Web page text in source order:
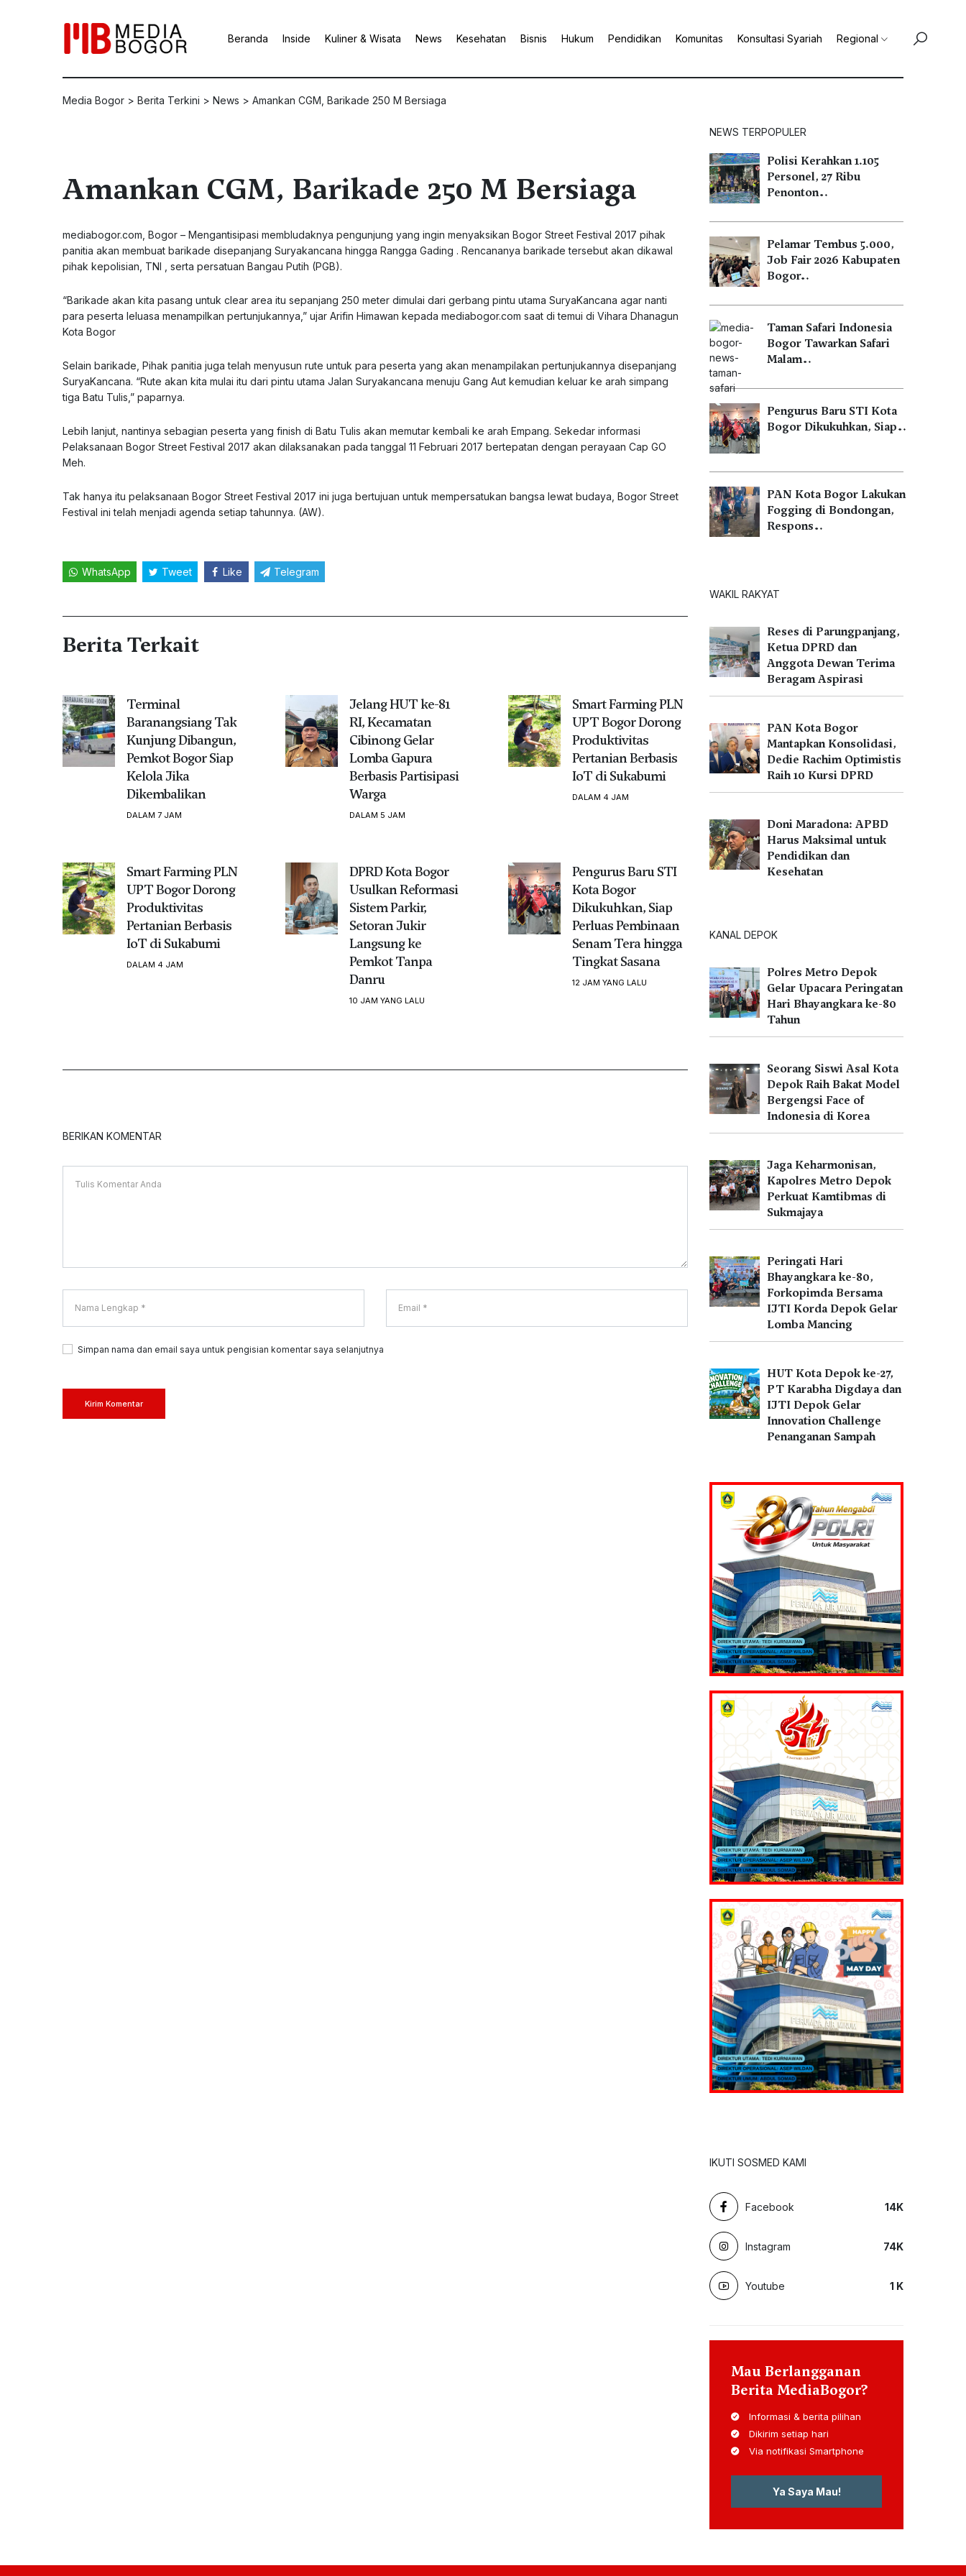
Beranda Inside Kuliner & Wisata News Kesehatan Bisnis Hukum Pendidikan Komunitas Konsultasi Syariah Regional
Media Bogor > Berita Terkini > News > Amankan CGM, Barikade 250 M Bersiaga
Amankan CGM, Barikade 250 M Bersiaga
mediabogor.com , Bogor – Mengantisipasi membludaknya pengunjung yang ingin menyaksikan Bogor Street Festival 2017 pihak
panitia akan membuat barikade disepanjang Suryakancana hingga Rangga Gading . Rencananya barikade tersebut akan dikawal
pihak kepolisian, TNI , serta persatuan Bangau Putih (PGB).
“Barikade akan kita pasang untuk clear area itu sepanjang 250 meter dimulai dari gerbang pintu utama SuryaKancana agar nanti
para peserta leluasa menampilkan pertunjukannya,” ujar Arifin Himawan kepada mediabogor.com saat di temui di Vihara Dhanagun
Kota Bogor
Selain barikade, Pihak panitia juga telah menyusun rute untuk para peserta yang akan menampilakan pertunjukannya disepanjang
SuryaKancana. “Rute akan kita mulai itu dari pintu utama Jalan Suryakancana menuju Gang Aut kemudian keluar ke arah simpang
tiga Batu Tulis,” paparnya.
Lebih lanjut, nantinya sebagian peserta yang finish di Batu Tulis akan memutar kembali ke arah Empang. Sekedar informasi
Pelaksanaan Bogor Street Festival 2017 akan dilaksanakan pada tanggal 11 Februari 2017 bertepatan dengan perayaan Cap GO
Meh.
Tak hanya itu pelaksanaan Bogor Street Festival 2017 ini juga bertujuan untuk mempersatukan bangsa lewat budaya, Bogor Street
Festival ini telah menjadi agenda setiap tahunnya. (AW).
WhatsApp Tweet Like Telegram
Berita Terkait
Terminal
Baranangsiang Tak
Kunjung Dibangun,
Pemkot Bogor Siap
Kelola Jika
Dikembalikan
DALAM 7 JAM
Jelang HUT ke-81
RI, Kecamatan
Cibinong Gelar
Lomba Gapura
Berbasis Partisipasi
Warga
DALAM 5 JAM
Smart Farming PLN
UPT Bogor Dorong
Produktivitas
Pertanian Berbasis
IoT di Sukabumi
DALAM 4 JAM
Smart Farming PLN
UPT Bogor Dorong
Produktivitas
Pertanian Berbasis
IoT di Sukabumi
DALAM 4 JAM
DPRD Kota Bogor
Usulkan Reformasi
Sistem Parkir,
Setoran Jukir
Langsung ke
Pemkot Tanpa
Danru
10 JAM YANG LALU
Pengurus Baru STI
Kota Bogor
Dikukuhkan, Siap
Perluas Pembinaan
Senam Tera hingga
Tingkat Sasana
12 JAM YANG LALU
BERIKAN KOMENTAR
Simpan nama dan email saya untuk pengisian komentar saya selanjutnya
Kirim Komentar
NEWS TERPOPULER
Polisi Kerahkan 1.105
Personel, 27 Ribu
Penonton…
Pelamar Tembus 5.000,
Job Fair 2026 Kabupaten
Bogor…
Taman Safari Indonesia
Bogor Tawarkan Safari
Malam…
Pengurus Baru STI Kota
Bogor Dikukuhkan, Siap…
PAN Kota Bogor Lakukan
Fogging di Bondongan,
Respons…
WAKIL RAKYAT
Reses di Parungpanjang,
Ketua DPRD dan
Anggota Dewan Terima
Beragam Aspirasi
PAN Kota Bogor
Mantapkan Konsolidasi,
Dedie Rachim Optimistis
Raih 10 Kursi DPRD
Doni Maradona: APBD
Harus Maksimal untuk
Pendidikan dan
Kesehatan
KANAL DEPOK
Polres Metro Depok
Gelar Upacara Peringatan
Hari Bhayangkara ke-80
Tahun
Seorang Siswi Asal Kota
Depok Raih Bakat Model
Bergengsi Face of
Indonesia di Korea
Jaga Keharmonisan,
Kapolres Metro Depok
Perkuat Kamtibmas di
Sukmajaya
Peringati Hari
Bhayangkara ke-80,
Forkopimda Bersama
IJTI Korda Depok Gelar
Lomba Mancing
HUT Kota Depok ke-27,
PT Karabha Digdaya dan
IJTI Depok Gelar
Innovation Challenge
Penanganan Sampah
IKUTI SOSMED KAMI
Facebook 14K
Instagram 74K
Youtube 1 K
Mau Berlangganan
Berita MediaBogor?
Informasi & berita pilihan
Dikirim setiap hari
Via notifikasi Smartphone
Ya Saya Mau!